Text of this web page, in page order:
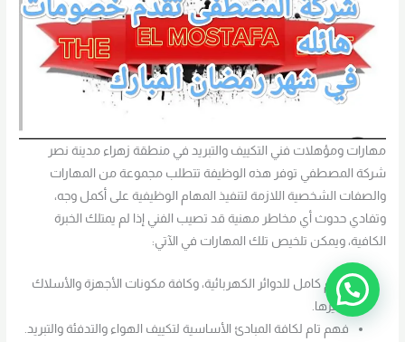
مهارات ومؤهلات فني التكييف والتبريد في منطقة زهراء مدينة نصر
شركة المصطفي توفر هذه الوظيفة تتطلب مجموعة من المهارات
والصفات الشخصية اللازمة لتنفيذ المهام الوظيفية على أكمل وجه،
وتفادي حدوث أي مخاطر مهنية قد تصيب الفني إذا لم يمتلك الخبرة
الكافية، ويمكن تلخيص تلك المهارات في الآتي:
فهم كامل للدوائر الكهربائية، وكافة مكونات الأجهزة والأسلاك
وغيرها.
فهم تام لكافة المبادئ الأساسية لتكييف الهواء والتدفئة والتبريد.